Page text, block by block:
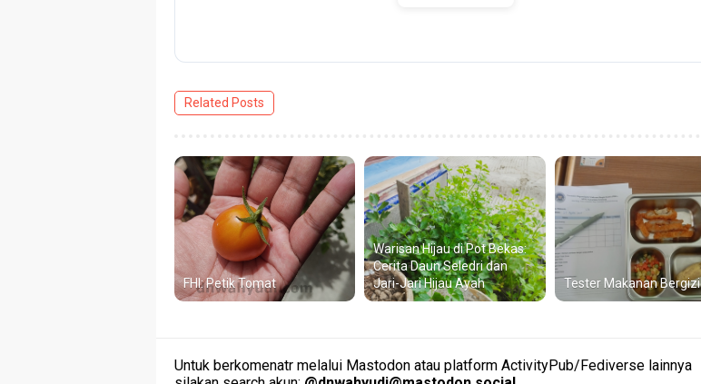
Related Posts
FHI: Petik Tomat
Warisan Hijau di Pot Bekas:
Cerita Daun Seledri dan
Jari-Jari Hijau Ayah
Tester Makanan Bergizi
Untuk berkomenatr melalui Mastodon atau platform ActivityPub/Fediverse lainnya